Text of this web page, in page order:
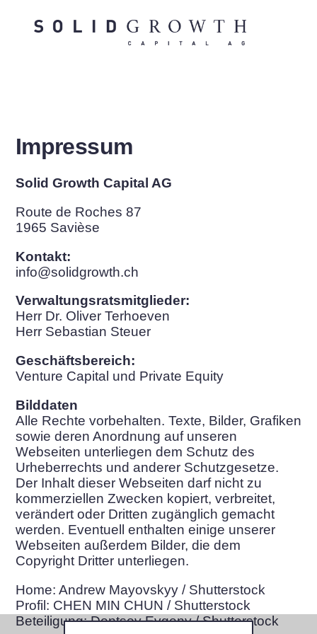
Impressum
Solid Growth Capital AG
Route de Roches 87
1965 Savièse
Kontakt:
info@solidgrowth.ch
Verwaltungsratsmitglieder:
Herr Dr. Oliver Terhoeven
Herr Sebastian Steuer
Geschäftsbereich:
Venture Capital und Private Equity
Bilddaten
Alle Rechte vorbehalten. Texte, Bilder, Grafiken
sowie deren Anordnung auf unseren
Webseiten unterliegen dem Schutz des
Urheberrechts und anderer Schutzgesetze.
Der Inhalt dieser Webseiten darf nicht zu
kommerziellen Zwecken kopiert, verbreitet,
verändert oder Dritten zugänglich gemacht
werden. Eventuell enthalten einige unserer
Webseiten außerdem Bilder, die dem
Copyright Dritter unterliegen.
Home: Andrew Mayovskyy / Shutterstock
Profil: CHEN MIN CHUN / Shutterstock
Beteiligung: Dontsov Evgeny / Shutterstock